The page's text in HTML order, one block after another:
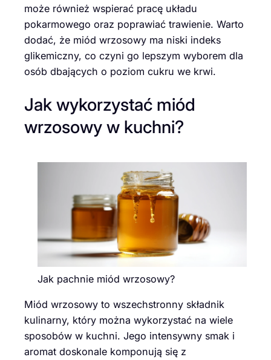
może również wspierać pracę układu
pokarmowego oraz poprawiać trawienie. Warto
dodać, że miód wrzosowy ma niski indeks
glikemiczny, co czyni go lepszym wyborem dla
osób dbających o poziom cukru we krwi.
Jak wykorzystać miód
wrzosowy w kuchni?
Jak pachnie miód wrzosowy?
Miód wrzosowy to wszechstronny składnik
kulinarny, który można wykorzystać na wiele
sposobów w kuchni. Jego intensywny smak i
aromat doskonale komponują się z